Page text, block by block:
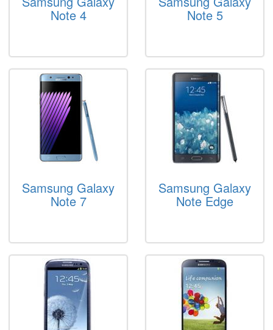
Note 4 Note 5
Samsung Galaxy
Note 7
Samsung Galaxy
Note Edge